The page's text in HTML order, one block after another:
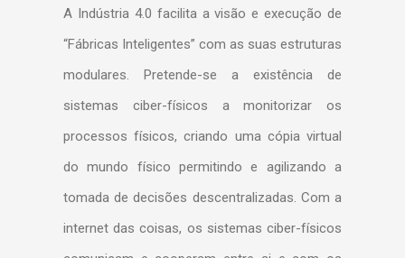
A Indústria 4.0 facilita a visão e execução de
“Fábricas Inteligentes” com as suas estruturas
modulares. Pretende-se a existência de
sistemas ciber-físicos a monitorizar os
processos físicos, criando uma cópia virtual
do mundo físico permitindo e agilizando a
tomada de decisões descentralizadas. Com a
internet das coisas, os sistemas ciber-físicos